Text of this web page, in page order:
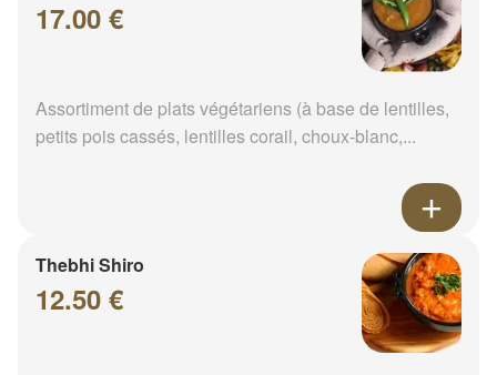
17.00 €
Assortiment de plats végétariens (à base de lentilles,
petits pois cassés, lentilles corail, choux-blanc,...
Thebhi Shiro
12.50 €